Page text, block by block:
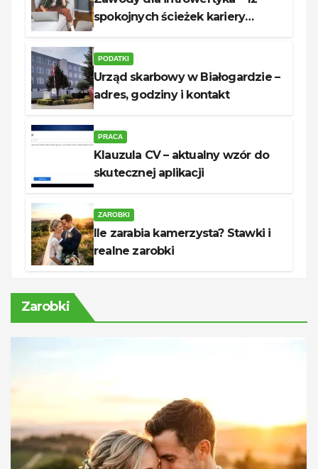
spokojnych ścieżek kariery
PODATKI
Urząd skarbowy w Białogardzie –
adres, godziny i kontakt
PRACA
Klauzula CV – aktualny wzór do
skutecznej aplikacji
ZAROBKI
Ile zarabia kamerzysta? Stawki i
realne zarobki
Zarobki